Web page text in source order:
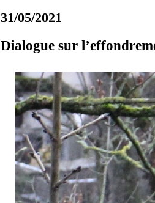
31/05/2021
Dialogue sur